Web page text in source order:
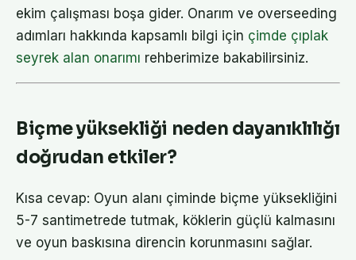
ekim çalışması boşa gider. Onarım ve overseeding
adımları hakkında kapsamlı bilgi için çimde çıplak
seyrek alan onarımı rehberimize bakabilirsiniz.
Biçme yüksekliği neden dayanıklılığı
doğrudan etkiler?
Kısa cevap: Oyun alanı çiminde biçme yüksekliğini
5-7 santimetrede tutmak, köklerin güçlü kalmasını
ve oyun baskısına direncin korunmasını sağlar.